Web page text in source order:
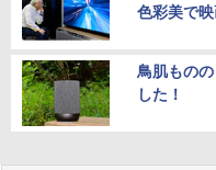
色彩美で
鳥肌もの
した！